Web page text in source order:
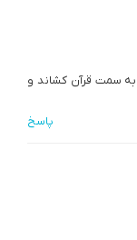
به سمت قرآن کشاند و
پاسخ